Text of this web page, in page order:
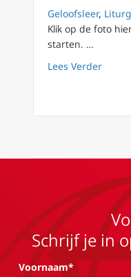
Geloofsleer,
Klik op de foto
starten. …
Lees Verderabout
Schrijf je in
Voornaam*